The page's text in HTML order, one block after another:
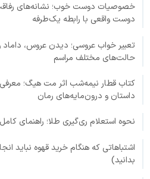
خصوصیات دوست خوب؛ نشانه‌های
دوست واقعی با رابطه یک‌طرفه
تعبیر خواب عروسی؛ دیدن عروس،
حالت‌های مختلف مراسم
کتاب قطار نیمه‌شب اثر مت هیگ؛
داستان و درون‌مایه‌های رمان
نحوه استعلام ری‌گیری طلا؛ راهنمای
بدانید)